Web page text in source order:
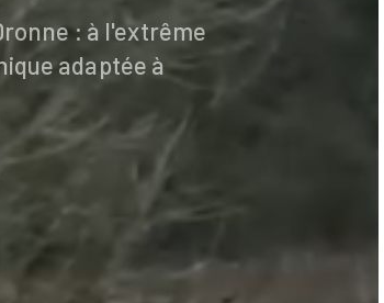
: à l'extrême
adaptée à